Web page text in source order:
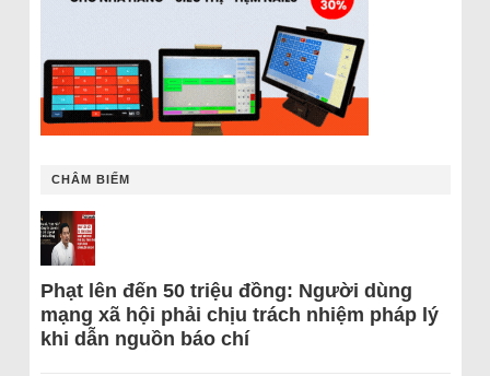
CHÂM BIẾM
Phạt lên đến 50 triệu đồng: Người dùng
mạng xã hội phải chịu trách nhiệm pháp lý
khi dẫn nguồn báo chí